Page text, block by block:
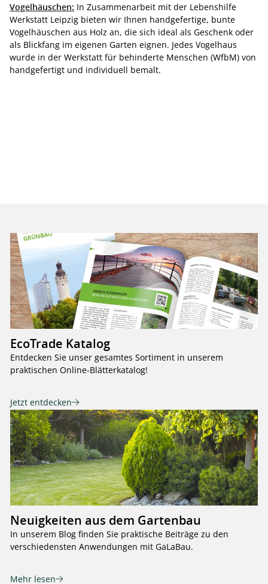
Vogelhäuschen: In Zusammenarbeit mit der Lebenshilfe
Werkstatt Leipzig bieten wir Ihnen handgefertige, bunte
Vogelhäuschen aus Holz an, die sich ideal als Geschenk oder
als Blickfang im eigenen Garten eignen. Jedes Vogelhaus
wurde in der Werkstatt für behinderte Menschen (WfbM) von
handgefertigt und individuell bemalt.
EcoTrade Katalog
Entdecken Sie unser gesamtes Sortiment in unserem
praktischen Online-Blätterkatalog!
Jetzt entdecken
Neuigkeiten aus dem Gartenbau
In unserem Blog finden Sie praktische Beiträge zu den
verschiedensten Anwendungen mit GaLaBau.
Mehr lesen